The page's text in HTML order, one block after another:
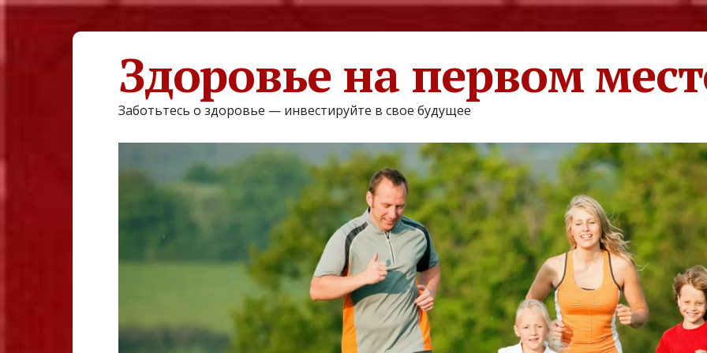
Здоровье на первом
Заботьтесь о здоровье — инвестируйте в свое будущее